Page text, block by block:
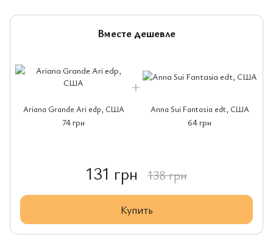
Вместе дешевле
Ariana Grande Ari edp, США
74 грн
Anna Sui Fantasia edt, США
64 грн
131 грн 138 грн
Купить